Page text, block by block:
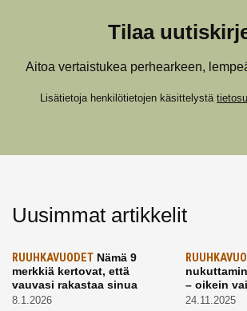
Tilaa
Aitoa vertaistukea perhearkeen,
Lisätietoja henkilötietojen käsittelystä
Uusimmat artikkelit
RUUHKAVUODET Nämä 9
merkkiä kertovat, että
vauvasi rakastaa sinua
8.1.2026
– oikein
24.11.2025